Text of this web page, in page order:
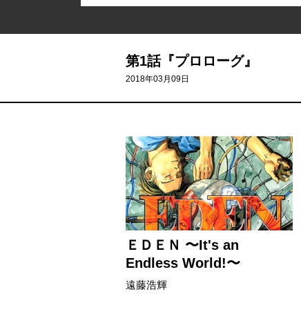
第1話『プロローグ』
2018年03月09日
ＥＤＥＮ 〜It's an
Endless World!〜
遠藤浩輝